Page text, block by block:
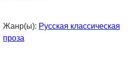
Жанр(ы): Русская классическая
проза